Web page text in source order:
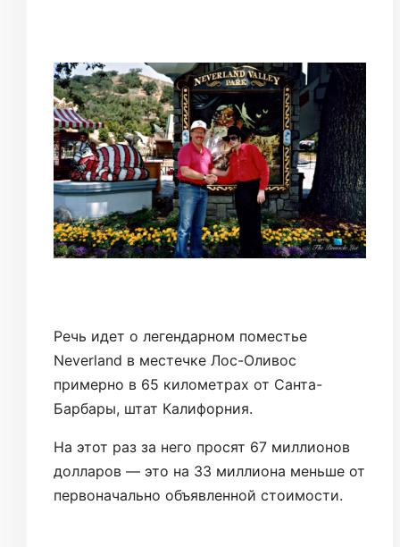
Речь идет о легендарном поместье
Neverland в местечке Лос-Оливос
примерно в 65 километрах от Санта-
Барбары, штат Калифорния.
На этот раз за него просят 67 миллионов
долларов — это на 33 миллиона меньше от
первоначально объявленной стоимости.